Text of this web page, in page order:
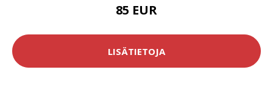
85 EUR
LISÄTIETOJA